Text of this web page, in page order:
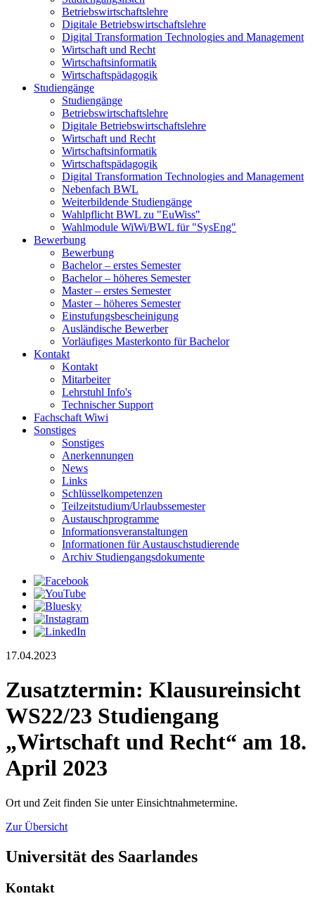
Betriebswirtschaftslehre
Digitale Betriebswirtschaftslehre
Digital Transformation Technologies and Management
Wirtschaft und Recht
Wirtschaftsinformatik
Wirtschaftspädagogik
Studiengänge
Studiengänge
Betriebswirtschaftslehre
Digitale Betriebswirtschaftslehre
Wirtschaft und Recht
Wirtschaftsinformatik
Wirtschaftspädagogik
Digital Transformation Technologies and Management
Nebenfach BWL
Weiterbildende Studiengänge
Wahlpflicht BWL zu "EuWiss"
Wahlmodule WiWi/BWL für "SysEng"
Bewerbung
Bewerbung
Bachelor – erstes Semester
Bachelor – höheres Semester
Master – erstes Semester
Master – höheres Semester
Einstufungsbescheinigung
Ausländische Bewerber
Vorläufiges Masterkonto für Bachelor
Kontakt
Kontakt
Mitarbeiter
Lehrstuhl Info's
Technischer Support
Fachschaft Wiwi
Sonstiges
Sonstiges
Anerkennungen
News
Links
Schlüsselkompetenzen
Teilzeitstudium/Urlaubssemester
Austauschprogramme
Informationsveranstaltungen
Informationen für Austauschstudierende
Archiv Studiengangsdokumente
17.04.2023
Zusatztermin: Klausureinsicht
WS22/23 Studiengang
„Wirtschaft und Recht“ am 18.
April 2023
Ort und Zeit finden Sie unter Einsichtnahmetermine.
Zur Übersicht
Universität des Saarlandes
Kontakt